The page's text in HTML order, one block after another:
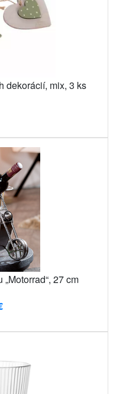
dekorácií, mix, 3 ks
27 cm